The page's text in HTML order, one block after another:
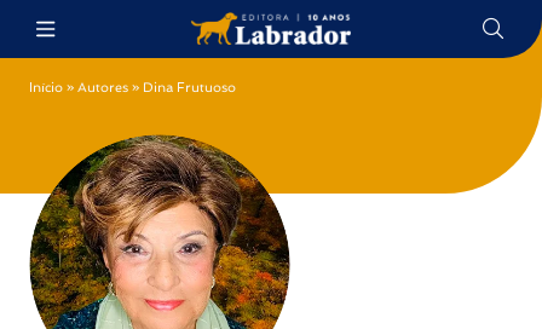
Início » Autores » Dina Frutuoso